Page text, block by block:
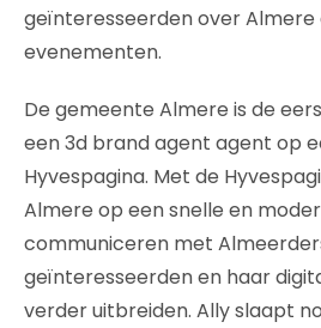
geïnteresseerden over Almere
evenementen.
De gemeente Almere is de
een 3d brand agent agent op
Hyvespagina. Met de
Almere op een snelle en
communiceren met
geïnteresseerden en haar
verder uitbreiden. Ally slaapt